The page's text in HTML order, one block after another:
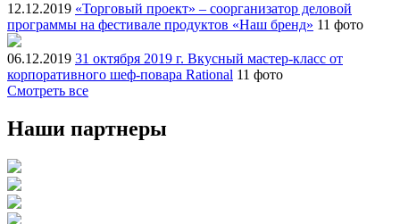
12.12.2019 «Торговый проект» – соорганизатор деловой
программы на фестивале продуктов «Наш бренд» 11 фото
06.12.2019 31 октября 2019 г. Вкусный мастер-класс от
корпоративного шеф-повара Rational 11 фото
Смотреть все
Наши партнеры